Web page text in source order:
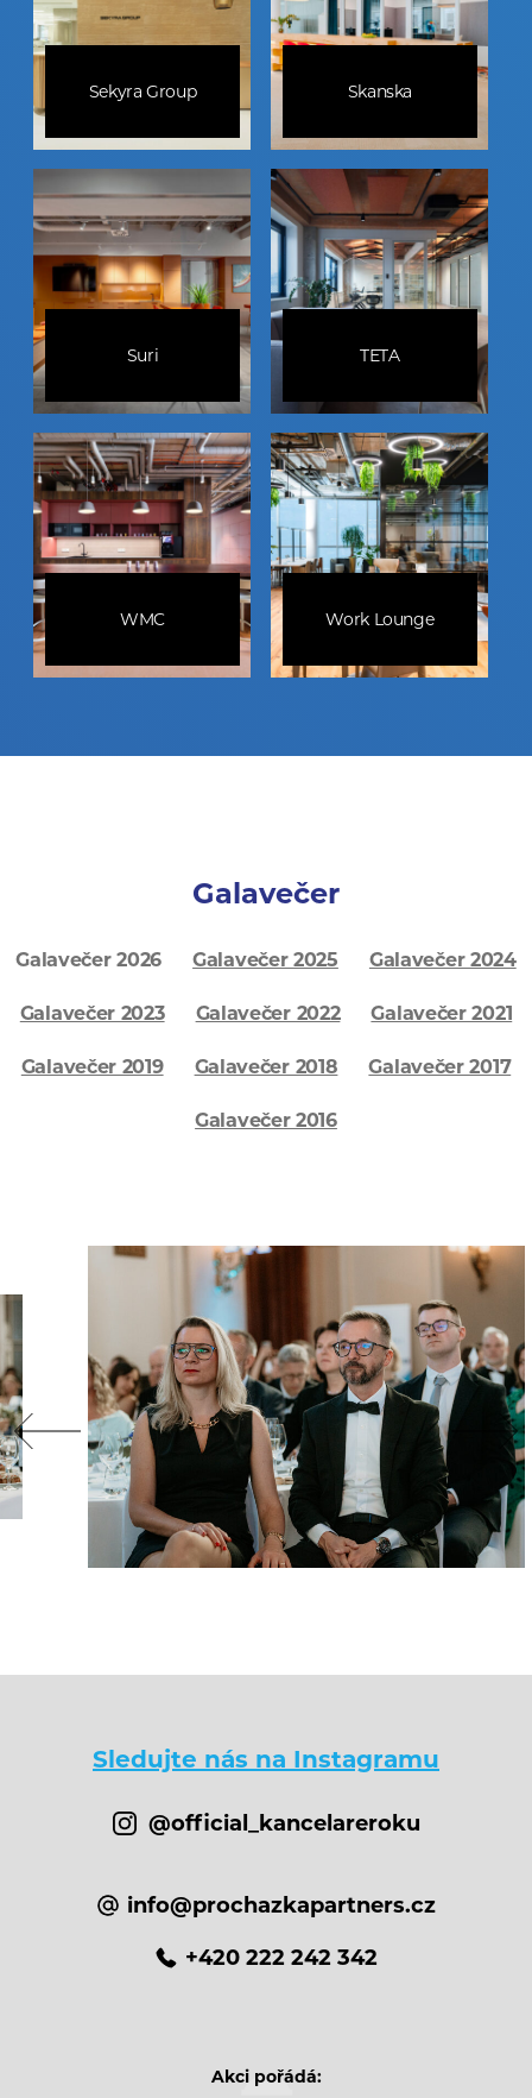
Sekyra Group Skanska
Suri TETA
WMC Work Lounge
Galavečer
Galavečer 2026 Galavečer 2025 Galavečer 2024
Galavečer 2023 Galavečer 2022 Galavečer 2021
Galavečer 2019 Galavečer 2018 Galavečer 2017
Galavečer 2016
Sledujte nás na Instagramu
@official_kancelareroku
info@prochazkapartners.cz
+420 222 242 342
Akci pořádá: